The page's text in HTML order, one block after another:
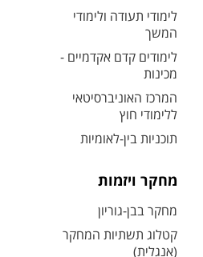
לימודי תעודה ולימודי
המשך
לימודים קדם אקדמיים -
מכינות
המרכז האוניברסיטאי
ללימודי חוץ
תוכניות בין-לאומיות
מחקר ויזמות
מחקר בבן-גוריון
קטלוג תשתיות המחקר
(אנגלית)